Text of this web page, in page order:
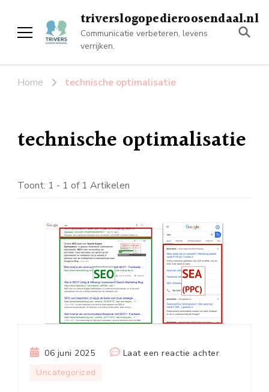
triverslogopedieroosendaal.nl
Communicatie verbeteren, levens
verrijken.
Home technische optimalisatie
technische optimalisatie
Toont: 1 - 1 of 1 Artikelen
06 juni 2025 Laat een reactie achterop
Uncategorized